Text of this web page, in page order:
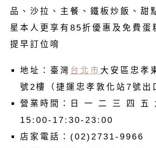
品、沙拉、主餐、鐵板炒飯、甜
星本人更享有85折優惠及免費蛋
提早訂位唷
地址：臺灣 台北市 大安區忠孝
號2樓（捷運忠孝敦化站7號出
營業時間：日 一 二 三 四 五
15:00-17:30-23:00
店家電話：(02)2731-9966